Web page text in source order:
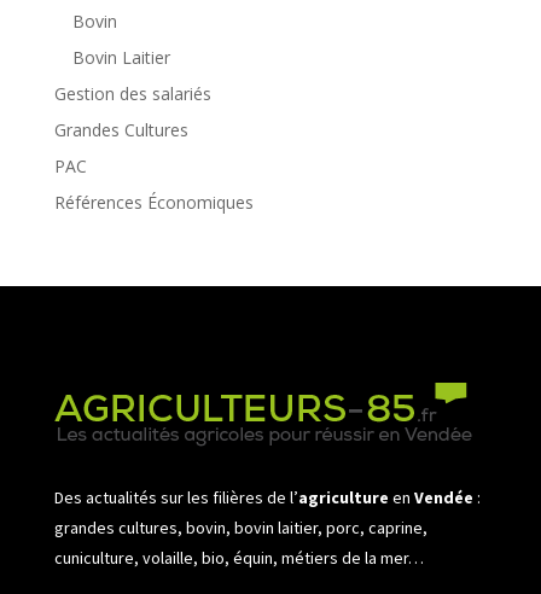
Bovin
Bovin Laitier
Gestion des salariés
Grandes Cultures
PAC
Références Économiques
Des actualités sur les filières de l’agriculture en Vendée :
grandes cultures, bovin, bovin laitier, porc, caprine,
cuniculture, volaille, bio, équin, métiers de la mer…